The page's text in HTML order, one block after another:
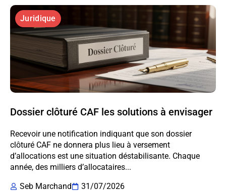
Juridique
Dossier clôturé CAF les solutions à envisager
Recevoir une notification indiquant que son dossier
clôturé CAF ne donnera plus lieu à versement
d’allocations est une situation déstabilisante. Chaque
année, des milliers d’allocataires...
Seb Marchand
31/07/2026